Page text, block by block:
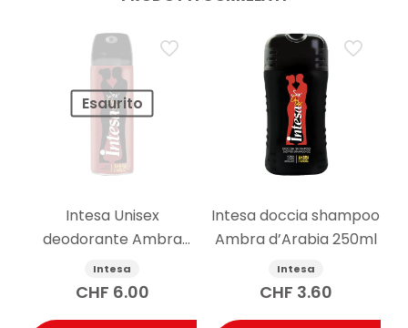
Esaurito
Intesa Unisex
deodorante Ambra
d’Arabia 125ml
Intesa
CHF 6.00
Intesa doccia shampoo
Ambra d’Arabia 250ml
Intesa
CHF 3.60